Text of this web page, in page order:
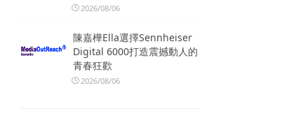
2026/08/06
陳嘉樺Ella選擇Sennheiser
Digital 6000打造震撼動人的
青春狂歡
2026/08/06